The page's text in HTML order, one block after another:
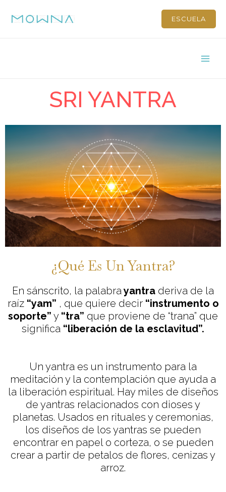
ESCUELA
SRI YANTRA
¿Qué Es Un Yantra?
En sánscrito, la palabrayantra deriva de la
raíz “yam” , que quiere decir “instrumento o
soporte” y “tra” que proviene de “trana” que
significa “liberación de la esclavitud”.
Un yantra es un instrumento para la
meditación y la contemplación que ayuda a
la liberación espiritual. Hay miles de diseños
de yantras relacionados con dioses y
planetas. Usados en rituales y ceremonias,
los diseños de los yantras se pueden
encontrar en papel o corteza, o se pueden
crear a partir de petalos de flores, cenizas y
arroz.